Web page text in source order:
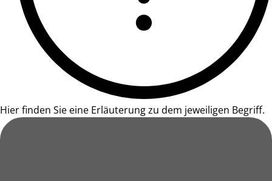
Hier finden Sie eine Erläuterung zu dem jeweiligen Begriff.